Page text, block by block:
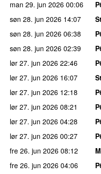
man 29. jun 2026 00:06
søn 28. jun 2026 14:07
søn 28. jun 2026 06:38
søn 28. jun 2026 02:39
lør 27. jun 2026 22:46
lør 27. jun 2026 16:07
lør 27. jun 2026 12:18
lør 27. jun 2026 08:21
lør 27. jun 2026 04:28
lør 27. jun 2026 00:27
fre 26. jun 2026 08:12
fre 26. jun 2026 04:06